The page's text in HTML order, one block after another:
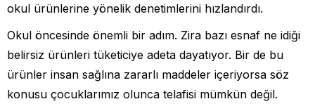
okul ürünlerine yönelik denetimlerini hızlandırdı.
Okul öncesinde önemli bir adım. Zira bazı esnaf ne idiği
belirsiz ürünleri tüketiciye adeta dayatıyor. Bir de bu
ürünler insan sağlına zararlı maddeler içeriyorsa söz
konusu çocuklarımız olunca telafisi mümkün değil.